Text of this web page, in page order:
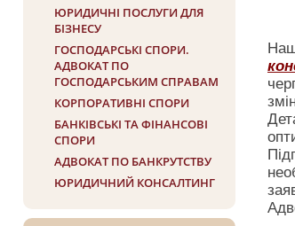
ЮРИДИЧНІ ПОСЛУГИ ДЛЯ
БІЗНЕСУ
ГОСПОДАРСЬКI СПОРИ.
АДВОКАТ ПО
ГОСПОДАРСЬКИМ СПРАВАМ
КОРПОРАТИВНІ СПОРИ
БАНКІВСЬКІ ТА ФІНАНСОВІ
СПОРИ
АДВОКАТ ПО БАНКРУТСТВУ
ЮРИДИЧНИЙ КОНСАЛТИНГ